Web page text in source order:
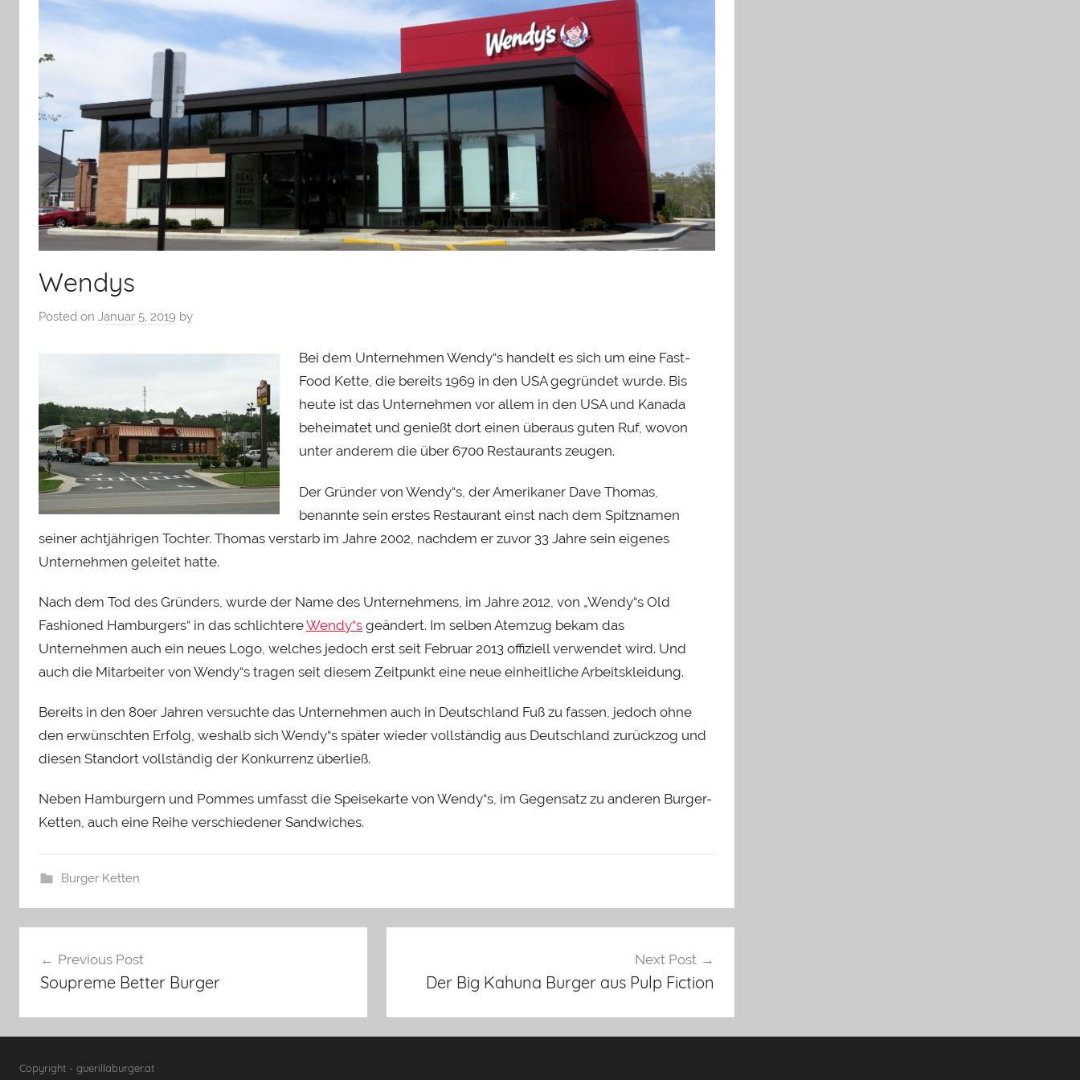
Wendys
Posted on Januar 5, 2019 by
Bei dem Unternehmen Wendy“s handelt es sich um eine Fast-
Food Kette, die bereits 1969 in den USA gegründet wurde. Bis
heute ist das Unternehmen vor allem in den USA und Kanada
beheimatet und genießt dort einen überaus guten Ruf, wovon
unter anderem die über 6700 Restaurants zeugen.
Der Gründer von Wendy“s, der Amerikaner Dave Thomas,
benannte sein erstes Restaurant einst nach dem Spitznamen
seiner achtjährigen Tochter. Thomas verstarb im Jahre 2002, nachdem er zuvor 33 Jahre sein eigenes
Unternehmen geleitet hatte.
Nach dem Tod des Gründers, wurde der Name des Unternehmens, im Jahre 2012, von „Wendy“s Old
Fashioned Hamburgers“ in das schlichtereWendy“s geändert. Im selben Atemzug bekam das
Unternehmen auch ein neues Logo, welches jedoch erst seit Februar 2013 offiziell verwendet wird. Und
auch die Mitarbeiter von Wendy“s tragen seit diesem Zeitpunkt eine neue einheitliche Arbeitskleidung.
Bereits in den 80er Jahren versuchte das Unternehmen auch in Deutschland Fuß zu fassen, jedoch ohne
den erwünschten Erfolg, weshalb sich Wendy“s später wieder vollständig aus Deutschland zurückzog und
diesen Standort vollständig der Konkurrenz überließ.
Neben Hamburgern und Pommes umfasst die Speisekarte von Wendy“s, im Gegensatz zu anderen Burger-
Ketten, auch eine Reihe verschiedener Sandwiches.
Burger Ketten
Previous Post
Soupreme Better Burger
Next Post
Der Big Kahuna Burger aus Pulp Fiction